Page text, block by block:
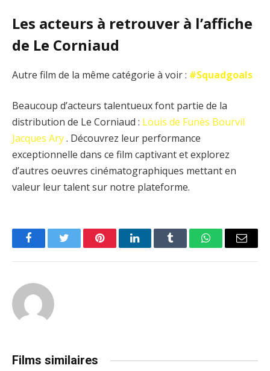
Les acteurs à retrouver à l’affiche
de Le Corniaud
Autre film de la même catégorie à voir : #Squadgoals
Beaucoup d’acteurs talentueux font partie de la
distribution de Le Corniaud : Louis de Funès Bourvil
Jacques Ary. Découvrez leur performance
exceptionnelle dans ce film captivant et explorez
d’autres oeuvres cinématographiques mettant en
valeur leur talent sur notre plateforme.
FacebookTwitter PinterestLinkedInTumblr WhatsAppEmail
Films similaires